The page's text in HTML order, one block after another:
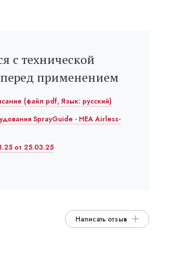
с технической
применением
(файл pdf, Язык: русский)
SprayGuide - HEA Airless-
от 25.03.25
Написать отзыв